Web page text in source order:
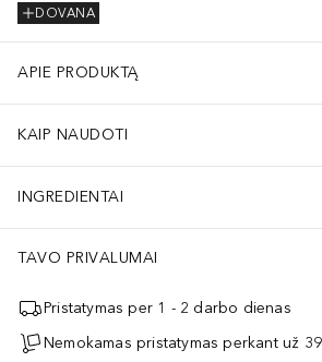
DOVANA
APIE PRODUKTĄ
KAIP NAUDOTI
INGREDIENTAI
TAVO PRIVALUMAI
Pristatymas per 1 - 2 darbo dienas
Nemokamas pristatymas perkant už